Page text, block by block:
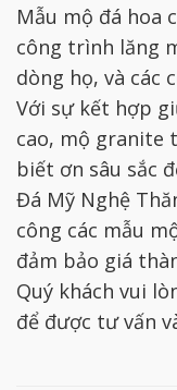
Mẫu mộ đá hoa
công trình lăng
dòng họ, và các
Với sự kết hợp
cao, mộ granite
biết ơn sâu sắc
Đá Mỹ Nghệ
công các mẫu
đảm bảo giá
Quý khách vui
để được tư vấn